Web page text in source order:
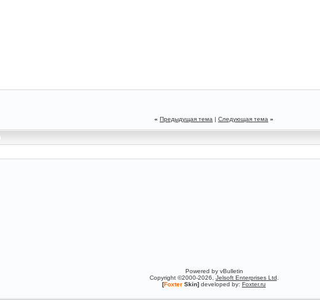
« Предыдущая тема | Следующая тема »
Powered by vBulletin
Copyright ©2000-2026, Jelsoft Enterprises Ltd
[Foxter Skin] developed by: Foxter.ru